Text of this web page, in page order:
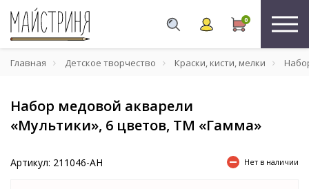
0
Главная Детское творчество Краски, кисти, мелки
Набор медовой акварели
«Мультики», 6 цветов, ТМ «Гамма»
Артикул: 211046-AH Нет в наличии